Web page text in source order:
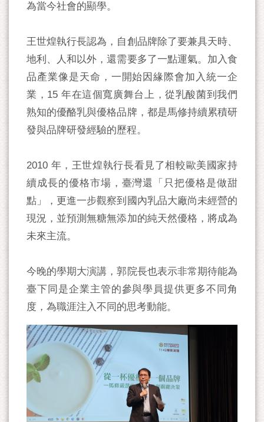
為當今社會的顯學。
王世煌執行長認為，自創品牌除了要兼具天時、
地利、人和以外，還需要多了一點運氣。加入食
品產業像是天命，一開始因緣際會加入統一企
業，15 年在這個寬廣舞台上，從乳酸菌到我們
熟知的優酪乳與優格品牌，都是馬修持續累積研
發與品牌研發經驗的歷程。
2010 年，王世煌執行長看見了相較歐美國家持
續成長的優格市場，臺灣還「只把優格是做甜
點」，更進一步觀察到國內乳品大廠尚未經營的
現況，並預測無糖無添加的純天然優格，將成為
未來主流。
今晚的學期大演講，郭院長也表示非常期待能為
臺下同是企業主管的參與學員提供更多不同角
度，為職涯注入不同的思考動能。